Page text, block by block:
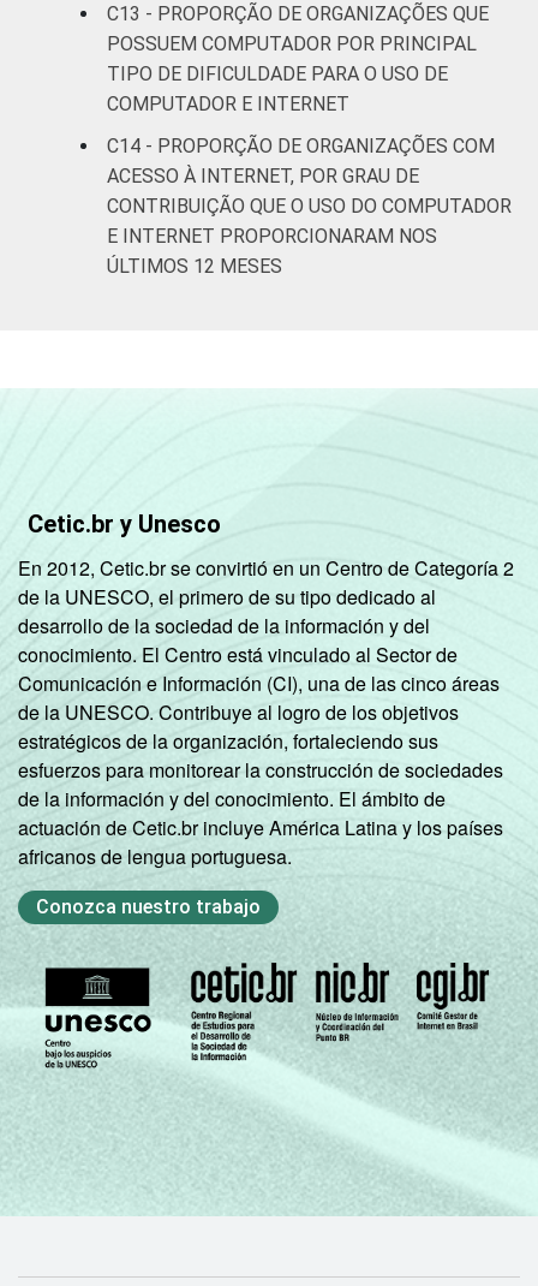
C13 - PROPORÇÃO DE ORGANIZAÇÕES QUE
POSSUEM COMPUTADOR POR PRINCIPAL
TIPO DE DIFICULDADE PARA O USO DE
COMPUTADOR E INTERNET
C14 - PROPORÇÃO DE ORGANIZAÇÕES COM
ACESSO À INTERNET, POR GRAU DE
CONTRIBUIÇÃO QUE O USO DO COMPUTADOR
E INTERNET PROPORCIONARAM NOS
ÚLTIMOS 12 MESES
Cetic.br y Unesco
En 2012, Cetic.br se convirtió en un Centro de Categoría 2
de la UNESCO, el primero de su tipo dedicado al
desarrollo de la sociedad de la información y del
conocimiento. El Centro está vinculado al Sector de
Comunicación e Información (CI), una de las cinco áreas
de la UNESCO. Contribuye al logro de los objetivos
estratégicos de la organización, fortaleciendo sus
esfuerzos para monitorear la construcción de sociedades
de la información y del conocimiento. El ámbito de
actuación de Cetic.br incluye América Latina y los países
africanos de lengua portuguesa.
Conozca nuestro trabajo